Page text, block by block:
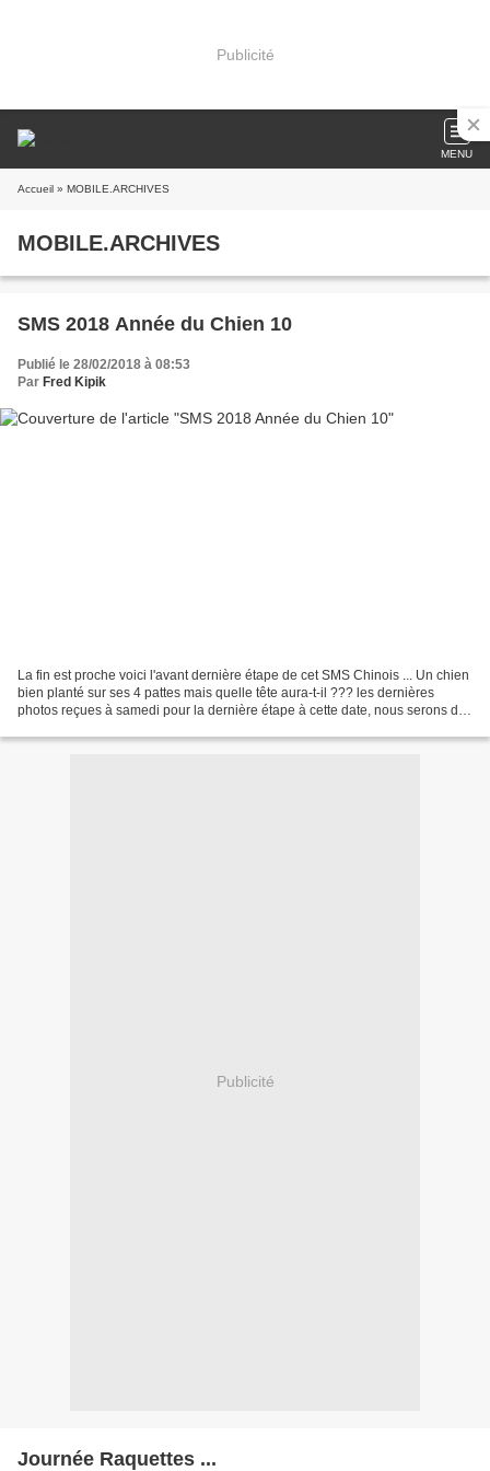
Publicité
MENU
Accueil » MOBILE.ARCHIVES
MOBILE.ARCHIVES
SMS 2018 Année du Chien 10
Publié le 28/02/2018 à 08:53
Par Fred Kipik
La fin est proche voici l'avant dernière étape de cet SMS Chinois ... Un chien
bien planté sur ses 4 pattes mais quelle tête aura-t-il ??? les dernières
photos reçues à samedi pour la dernière étape à cette date, nous serons de
Publicité
Journée Raquettes ...